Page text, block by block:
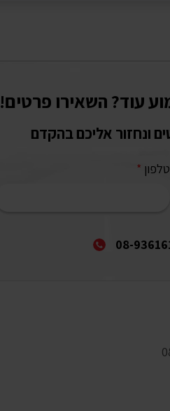
עוד? השאירו פרטים!
ונחזור אליכם בהקדם
טלפון *
08-